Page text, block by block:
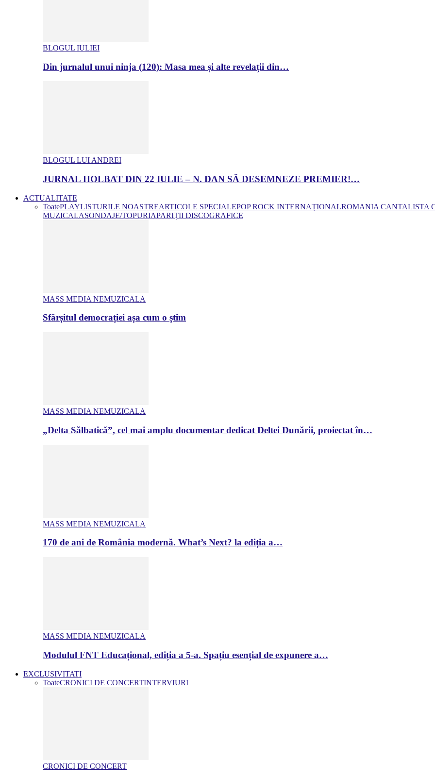
BLOGUL IULIEI
Din jurnalul unui ninja (120): Masa mea și alte revelații din…
BLOGUL LUI ANDREI
JURNAL HOLBAT DIN 22 IULIE – N. DAN SĂ DESEMNEZE PREMIER!…
ACTUALITATE
ToatePLAYLISTURILE NOASTREARTICOLE SPECIALEPOP ROCK INTERNAȚIONALROMANIA CANTALISTA
MUZICALASONDAJE/TOPURIAPARIȚII DISCOGRAFICE
MASS MEDIA NEMUZICALA
Sfârșitul democrației așa cum o știm
MASS MEDIA NEMUZICALA
„Delta Sălbatică”, cel mai amplu documentar dedicat Deltei Dunării, proiectat în…
MASS MEDIA NEMUZICALA
170 de ani de România modernă. What’s Next? la ediția a…
MASS MEDIA NEMUZICALA
Modulul FNT Educațional, ediția a 5-a. Spațiu esențial de expunere a…
EXCLUSIVITATI
ToateCRONICI DE CONCERTINTERVIURI
CRONICI DE CONCERT